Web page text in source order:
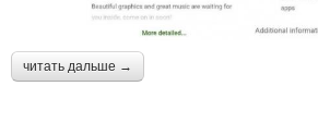
читать дальше →